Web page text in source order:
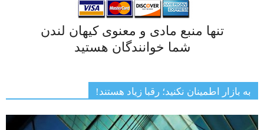
تنها منبع مادی و معنوی کیهان لندن
شما خوانندگان هستید
به بازار اطمینان نکنید؛ رقبا زیاد هستند!